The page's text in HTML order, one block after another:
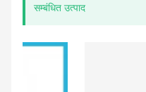
सम्बंधित उत्पाद